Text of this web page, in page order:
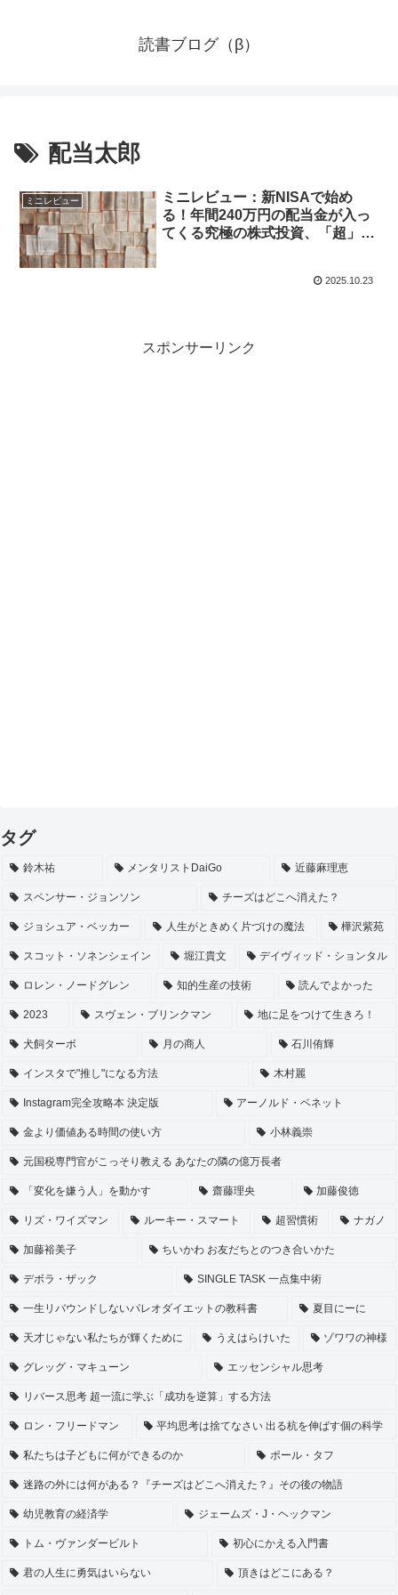
読書ブログ（β）
配当太郎
ミニレビュー
ミニレビュー：新NISAで始め
る！年間240万円の配当金が入っ
てくる究極の株式投資、「超」メ
2025.10.23
スポンサーリンク
タグ
鈴木祐 メンタリストDaiGo 近藤麻理恵
スペンサー・ジョンソン チーズはどこへ消えた？
ジョシュア・ベッカー 人生がときめく片づけの魔法 樺沢紫苑
スコット・ソネンシェイン 堀江貴文 デイヴィッド・ションタル
ロレン・ノードグレン 知的生産の技術 読んでよかった
2023 スヴェン・ブリンクマン 地に足をつけて生きろ！
犬飼ターボ 月の商人 石川侑輝
インスタで"推し"になる方法 木村麗
Instagram完全攻略本 決定版 アーノルド・ベネット
金より価値ある時間の使い方 小林義崇
元国税専門官がこっそり教える あなたの隣の億万長者
「変化を嫌う人」を動かす 齋藤理央 加藤俊徳
リズ・ワイズマン ルーキー・スマート 超習慣術 ナガノ
加藤裕美子 ちいかわ お友だちとのつき合いかた
デボラ・ザック SINGLE TASK 一点集中術
一生リバウンドしないパレオダイエットの教科書 夏目にーに
天才じゃない私たちが輝くために うえはらけいた ゾワワの神様
グレッグ・マキューン エッセンシャル思考
リバース思考 超一流に学ぶ「成功を逆算」する方法
ロン・フリードマン 平均思考は捨てなさい 出る杭を伸ばす個の科学
私たちは子どもに何ができるのか ポール・タフ
迷路の外には何がある？『チーズはどこへ消えた？』その後の物語
幼児教育の経済学 ジェームズ・J・ヘックマン
トム・ヴァンダービルト 初心にかえる入門書
君の人生に勇気はいらない 頂きはどこにある？